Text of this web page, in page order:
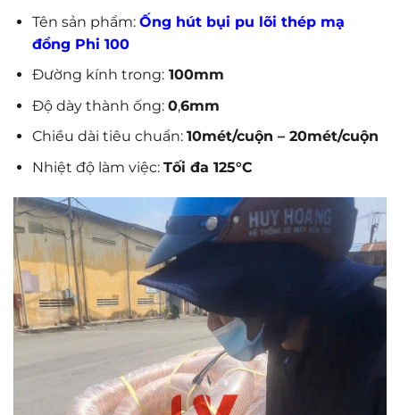
Tên sản phẩm: Ống hút bụi pu lõi thép mạ
đồng Phi 100
Đường kính trong:100mm
Độ dày thành ống: 0,6mm
Chiều dài tiêu chuẩn: 10mét/cuộn – 20mét/cuộn
Nhiệt độ làm việc: Tối đa 125°C